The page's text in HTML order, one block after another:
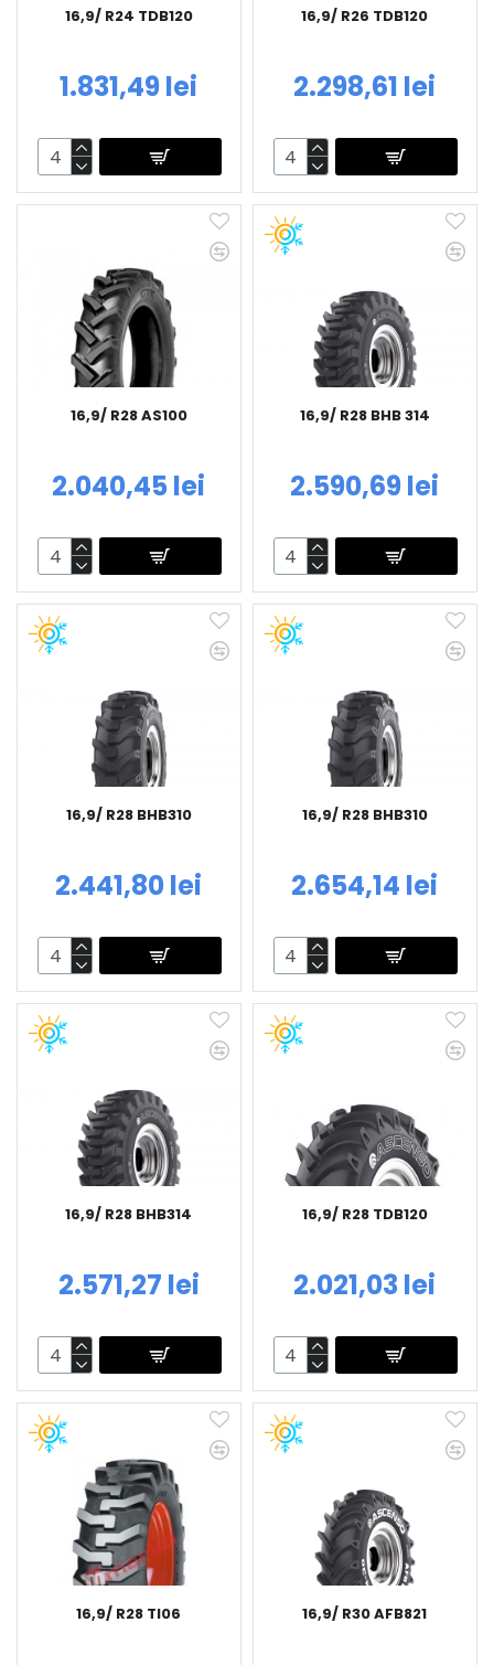
16,9/ R24 TDB120
1.831,49 lei
16,9/ R26 TDB120
2.298,61 lei
16,9/ R28 AS100
2.040,45 lei
16,9/ R28 BHB 314
2.590,69 lei
16,9/ R28 BHB310
2.441,80 lei
16,9/ R28 BHB310
2.654,14 lei
16,9/ R28 BHB314
2.571,27 lei
16,9/ R28 TDB120
2.021,03 lei
16,9/ R28 TI06 16,9/ R30 AFB821